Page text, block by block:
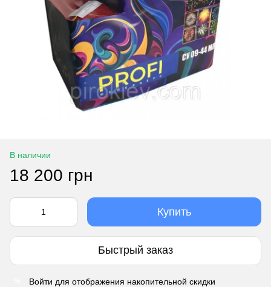
В наличии
18 200 грн
Купить
Быстрый заказ
Войти для отображения накопительной скидки